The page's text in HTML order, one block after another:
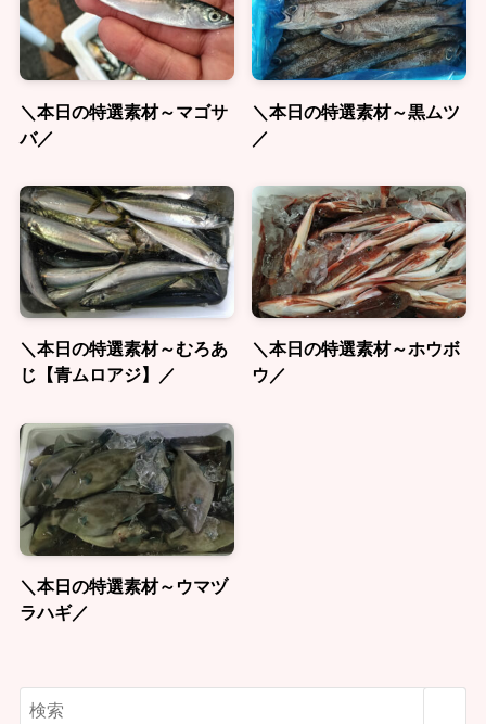
＼本日の特選素材～マゴサ
バ／
＼本日の特選素材～黒ムツ
／
＼本日の特選素材～むろあ
じ【青ムロアジ】／
＼本日の特選素材～ホウボ
ウ／
＼本日の特選素材～ウマヅ
ラハギ／